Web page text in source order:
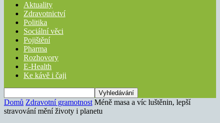
Aktuality
Zdravotnictví
Politika
Sociální věci
Pojištění
Pharma
Rozhovory
E-Health
Ke kávě i čaji
Domů Zdravotní gramotnost Méně masa a víc luštěnin, lepší
stravování mění životy i planetu